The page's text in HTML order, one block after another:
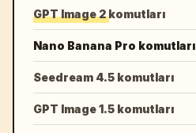
GPT Image 2 komutları
Nano Banana Pro komutları
Seedream 4.5 komutları
GPT Image 1.5 komutları